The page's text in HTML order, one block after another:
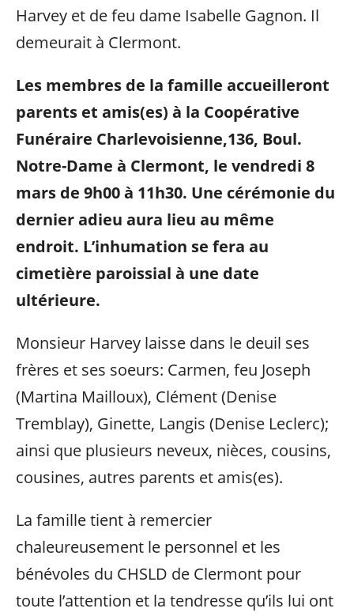
Harvey et de feu dame Isabelle Gagnon. Il
demeurait à Clermont.
Les membres de la famille accueilleront
parents et amis(es) à la Coopérative
Funéraire Charlevoisienne,136, Boul.
Notre-Dame à Clermont, le vendredi 8
mars de 9h00 à 11h30. Une cérémonie du
dernier adieu aura lieu au même
endroit. L’inhumation se fera au
cimetière paroissial à une date
ultérieure.
Monsieur Harvey laisse dans le deuil ses
frères et ses soeurs: Carmen, feu Joseph
(Martina Mailloux), Clément (Denise
Tremblay), Ginette, Langis (Denise Leclerc);
ainsi que plusieurs neveux, nièces, cousins,
cousines, autres parents et amis(es).
La famille tient à remercier
chaleureusement le personnel et les
bénévoles du CHSLD de Clermont pour
toute l’attention et la tendresse qu’ils lui ont